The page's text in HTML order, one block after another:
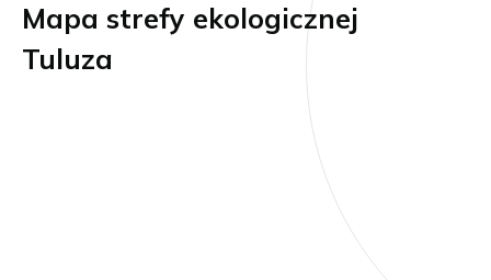
Mapa strefy ekologicznej
Tuluza